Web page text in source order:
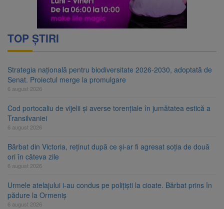
TOP ȘTIRI
Strategia națională pentru biodiversitate 2026-2030, adoptată de
Senat. Proiectul merge la promulgare
6 august 2026
Cod portocaliu de vijelii și averse torențiale în jumătatea estică a
Transilvaniei
6 august 2026
Bărbat din Victoria, reținut după ce și-ar fi agresat soția de două
ori în câteva zile
6 august 2026
Urmele atelajului i-au condus pe polițiști la cioate. Bărbat prins în
pădure la Ormeniș
6 august 2026